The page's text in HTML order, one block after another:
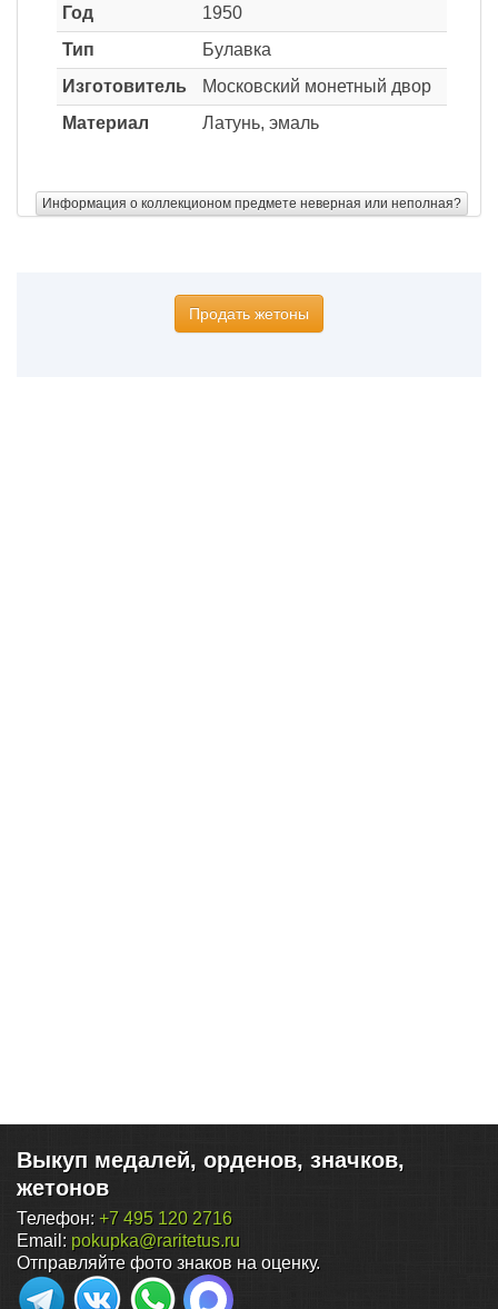
Год
1950
Тип
Булавка
Изготовитель
Московский монетный двор
Материал
Латунь, эмаль
Информация о коллекционом предмете неверная или неполная?
Продать жетоны
Выкуп медалей, орденов, значков,
жетонов
Телефон: +7 495 120 2716
Email: pokupka@raritetus.ru
Отправляйте фото знаков на оценку.